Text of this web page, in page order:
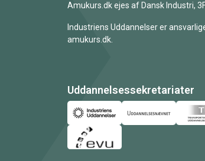
Amukurs.dk ejes af Dansk Industri,
Industriens Uddannelser er
amukurs.dk.
Uddannelsessekretariater